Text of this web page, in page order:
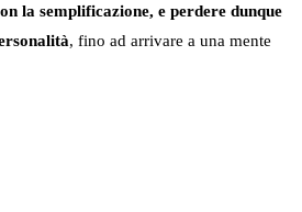
la semplificazione, e perdere dunque
, fino ad arrivare a una mente